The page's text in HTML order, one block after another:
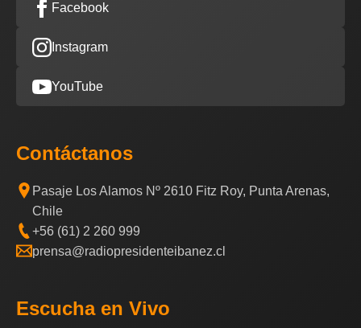
Facebook
Instagram
YouTube
Contáctanos
Pasaje Los Alamos Nº 2610 Fitz Roy, Punta Arenas,
Chile
+56 (61) 2 260 999
prensa@radiopresidenteibanez.cl
Escucha en Vivo